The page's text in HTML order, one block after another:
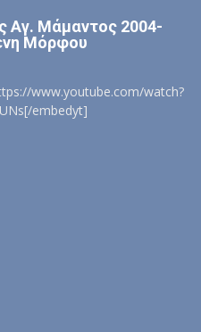
Αγ. Μάμαντος 2004-
Μόρφου
www.youtube.com/watch?
embedyt]